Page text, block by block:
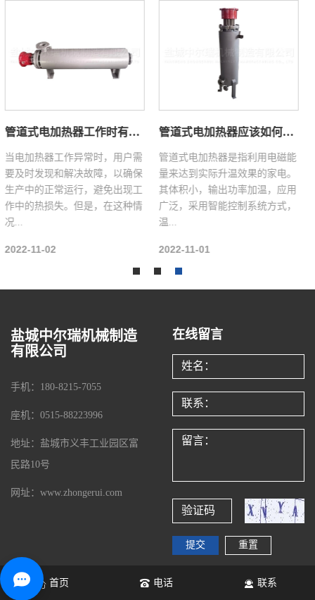
管道式电加热器有哪些作用它是如何加热的？
管道式电加热器是通过外部向管
道或设备提供热量，管道中的电
加热器伴随着热量，如果所提供
的热量相当于管道或设备的热损
失...
2022-07-05
管道式电加热器有哪些特性？
管道式电加热器是一种耗费电磁
能转换为热量的设备，热态的物
质进到电加热器内壁后依照设计
好的运动轨迹，在电加热器腔身
体...
2022-05-19
盐城中尔瑞机械制造
有限公司
手机：180-8215-7055
座机：0515-88223996
地址：盐城市义丰工业园区富
民路10号
网址：www.zhongerui.com
在线留言
Copyright © 盐城中尔瑞机械制造有限公司All rights reserved 备案
首页 电话 联系